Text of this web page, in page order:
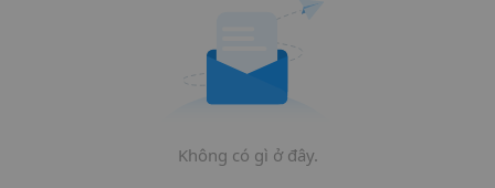
Không có gì ở đây.